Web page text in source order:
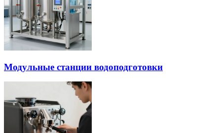
Модульные станции водоподготовки